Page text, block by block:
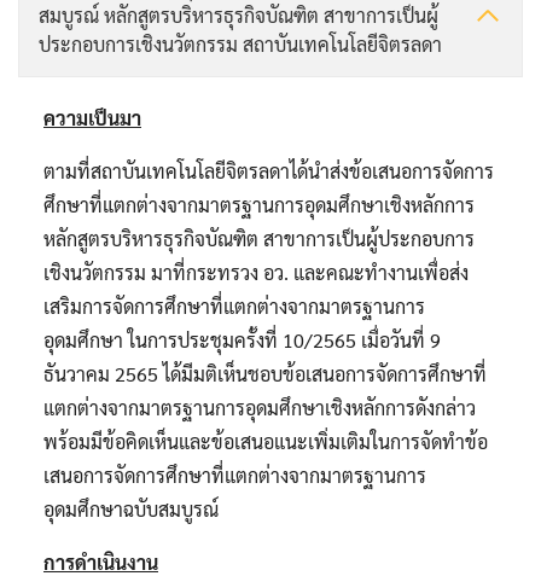
สมบูรณ์ หลักสูตรบริหารธุรกิจบัณฑิต สาขาการเป็นผู้
ประกอบการเชิงนวัตกรรม สถาบันเทคโนโลยีจิตรลดา
ความเป็นมา
ตามที่สถาบันเทคโนโลยีจิตรลดาได้นำส่งข้อเสนอการจัดการ
ศึกษาที่แตกต่างจากมาตรฐานการอุดมศึกษาเชิงหลักการ
หลักสูตรบริหารธุรกิจบัณฑิต สาขาการเป็นผู้ประกอบการ
เชิงนวัตกรรม มาที่กระทรวง อว. และคณะทำงานเพื่อส่ง
เสริมการจัดการศึกษาที่แตกต่างจากมาตรฐานการ
อุดมศึกษา ในการประชุมครั้งที่ 10/2565 เมื่อวันที่ 9
ธันวาคม 2565 ได้มีมติเห็นชอบข้อเสนอการจัดการศึกษาที่
แตกต่างจากมาตรฐานการอุดมศึกษาเชิงหลักการดังกล่าว
พร้อมมีข้อคิดเห็นและข้อเสนอแนะเพิ่มเติมในการจัดทำข้อ
เสนอการจัดการศึกษาที่แตกต่างจากมาตรฐานการ
อุดมศึกษาฉบับสมบูรณ์
การดำเนินงาน